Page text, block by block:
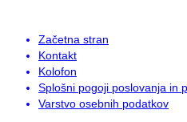
Začetna stran
Kontakt
Kolofon
Splošni pogoji poslovanja in
Varstvo osebnih podatkov